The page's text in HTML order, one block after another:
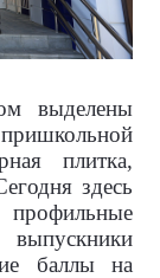
выделены
плитка,
здесь
баллы на